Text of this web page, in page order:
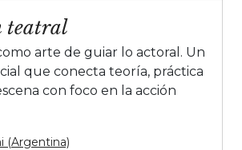
teatral
arte de guiar lo actoral. Un
que conecta teoría, práctica
con foco en la acción
(Argentina)